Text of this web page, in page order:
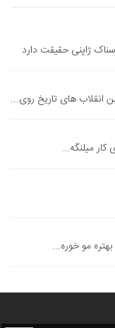
ژاپنی حقیقت دارد
انقلاب های تاریخ روی...
میلنگه...
مو خوره...